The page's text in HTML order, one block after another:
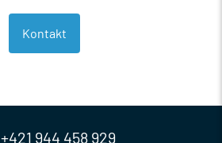
Kontakt
+421 944 458 929